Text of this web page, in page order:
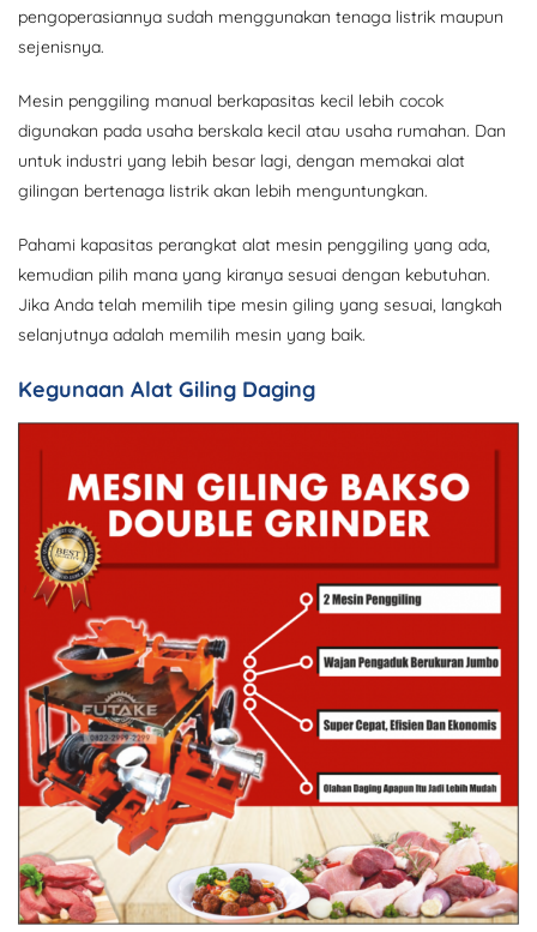
pengoperasiannya sudah menggunakan tenaga listrik maupun
sejenisnya.
Mesin penggiling manual berkapasitas kecil lebih cocok
digunakan pada usaha berskala kecil atau usaha rumahan. Dan
untuk industri yang lebih besar lagi, dengan memakai alat
gilingan bertenaga listrik akan lebih menguntungkan.
Pahami kapasitas perangkat alat mesin penggiling yang ada,
kemudian pilih mana yang kiranya sesuai dengan kebutuhan.
Jika Anda telah memilih tipe mesin giling yang sesuai, langkah
selanjutnya adalah memilih mesin yang baik.
Kegunaan Alat Giling Daging